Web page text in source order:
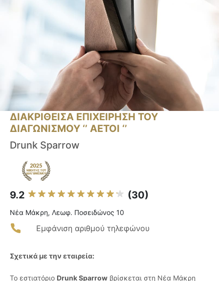
ΔΙΑΚΡΙΘΕΙΣΑ ΕΠΙΧΕΙΡΗΣΗ ΤΟΥ
ΔΙΑΓΩΝΙΣΜΟΥ ‘’ ΑΕΤΟΙ ‘’
Drunk Sparrow
9.2 (30)
Νέα Μάκρη, Λεωφ. Ποσειδώνος 10
Εμφάνιση αριθμού τηλεφώνου
Σχετικά με την εταιρεία:
Το εστιατόριο Drunk Sparrow βρίσκεται στη Νέα Μάκρη